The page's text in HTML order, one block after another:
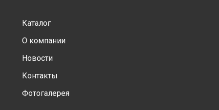
Каталог
О компании
Новости
Контакты
Фотогалерея